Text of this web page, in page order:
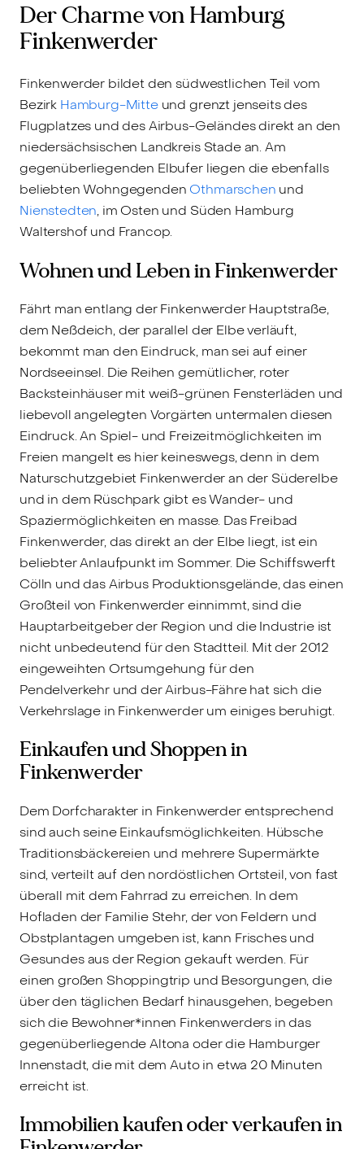
Der Charme von Hamburg
Finkenwerder
Finkenwerder bildet den südwestlichen Teil vom
Bezirk Hamburg-Mitteund grenzt jenseits des
Flugplatzes und des Airbus-Geländes direkt an den
niedersächsischen Landkreis Stade an. Am
gegenüberliegenden Elbufer liegen die ebenfalls
beliebten Wohngegenden Othmarschen und
Nienstedten, im Osten und Süden Hamburg
Waltershof und Francop.
Wohnen und Leben in Finkenwerder
Fährt man entlang der Finkenwerder Hauptstraße,
dem Neßdeich, der parallel der Elbe verläuft,
bekommt man den Eindruck, man sei auf einer
Nordseeinsel. Die Reihen gemütlicher, roter
Backsteinhäuser mit weiß-grünen Fensterläden und
liebevoll angelegten Vorgärten untermalen diesen
Eindruck. An Spiel- und Freizeitmöglichkeiten im
Freien mangelt es hier keineswegs, denn in dem
Naturschutzgebiet Finkenwerder an der Süderelbe
und in dem Rüschpark gibt es Wander- und
Spaziermöglichkeiten en masse. Das Freibad
Finkenwerder, das direkt an der Elbe liegt, ist ein
beliebter Anlaufpunkt im Sommer. Die Schiffswerft
Cölln und das Airbus Produktionsgelände, das einen
Großteil von Finkenwerder einnimmt, sind die
Hauptarbeitgeber der Region und die Industrie ist
nicht unbedeutend für den Stadtteil. Mit der 2012
eingeweihten Ortsumgehung für den
Pendelverkehr und der Airbus-Fähre hat sich die
Verkehrslage in Finkenwerder um einiges beruhigt.
Einkaufen und Shoppen in
Finkenwerder
Dem Dorfcharakter in Finkenwerder entsprechend
sind auch seine Einkaufsmöglichkeiten. Hübsche
Traditionsbäckereien und mehrere Supermärkte
sind, verteilt auf den nordöstlichen Ortsteil, von fast
überall mit dem Fahrrad zu erreichen. In dem
Hofladen der Familie Stehr, der von Feldern und
Obstplantagen umgeben ist, kann Frisches und
Gesundes aus der Region gekauft werden. Für
einen großen Shoppingtrip und Besorgungen, die
über den täglichen Bedarf hinausgehen, begeben
sich die Bewohner*innen Finkenwerders in das
gegenüberliegende Altona oder die Hamburger
Innenstadt, die mit dem Auto in etwa 20 Minuten
erreicht ist.
Immobilien kaufen oder verkaufen in